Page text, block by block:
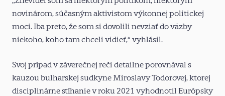
novinárom, súčasným aktivistom výkonnej politickej
moci. Iba preto, že som si dovolili nevziať do väzby
niekoho, koho tam chceli vidieť,“ vyhlásil.
Svoj prípad v záverečnej reči detailne porovnával s
kauzou bulharskej sudkyne Miroslavy Todorovej, ktorej
disciplinárne stíhanie v roku 2021 vyhodnotil Európsky